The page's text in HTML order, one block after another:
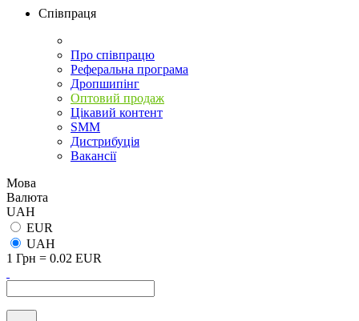
Співпраця
Про співпрацю
Реферальна програма
Дропшипінг
Оптовий продаж
Цікавий контент
SMM
Дистрибуція
Вакансії
Мова
Валюта
UAH
EUR
UAH
1 Грн = 0.02 EUR